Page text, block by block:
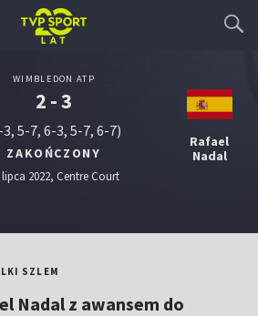
WIMBLEDON ATP
2 - 3
5-7, 6-3, 5-7, 6-7)
ZAKOŃCZONY
lipca 2022, Centre Court
Rafael
Nadal
SZLEM
Nadal z awansem do